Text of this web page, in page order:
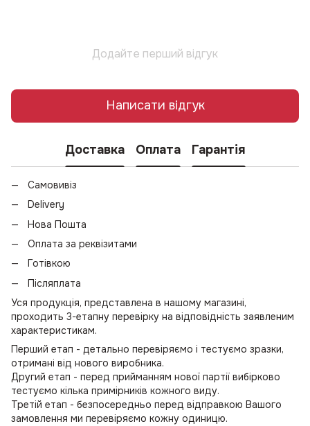
Додайте перший відгук
Написати відгук
Доставка Оплата Гарантія
Самовивіз
Delivery
Нова Пошта
Оплата за реквізитами
Готівкою
Післяплата
Уся продукція, представлена в нашому магазині,
проходить 3-етапну перевірку на відповідність заявленим
характеристикам.
Перший етап - детально перевіряємо і тестуємо зразки,
отримані від нового виробника.
Другий етап - перед прийманням нової партії вибірково
тестуємо кілька примірників кожного виду.
Третій етап - безпосередньо перед відправкою Вашого
замовлення ми перевіряємо кожну одиницю.